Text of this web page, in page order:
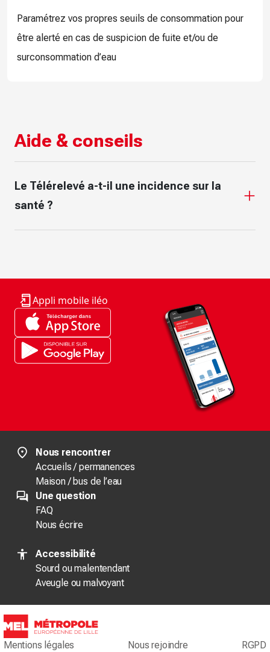
Paramétrez vos propres seuils de consommation pour
être alerté en cas de suspicion de fuite et/ou de
surconsommation d’eau
Aide & conseils
Le Télérelevé a-t-il une incidence sur la
santé ?
Nous rencontrer
Accueils / permanences
Maison / bus de l’eau
Une question
FAQ
Nous écrire
Accessibilité
Sourd ou malentendant
Aveugle ou malvoyant
Appli mobile iléo
Mentions légales Nous rejoindre RGPD